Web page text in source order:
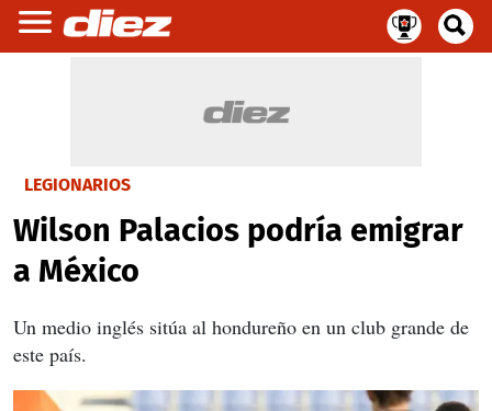
LEGIONARIOS
Wilson Palacios podría emigrar
a México
Un medio inglés sitúa al hondureño en un club grande de
este país.